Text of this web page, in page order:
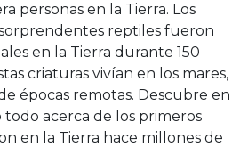
personas en la Tierra. Los
reptiles fueron
en la Tierra durante 150
criaturas vivían en los mares,
épocas remotas. Descubre en
acerca de los primeros
en la Tierra hace millones de